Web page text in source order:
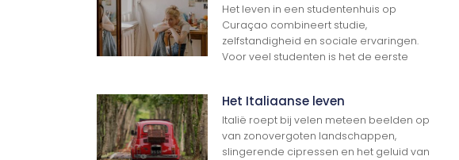
Het leven in een studentenhuis op
Curaçao combineert studie,
zelfstandigheid en sociale ervaringen.
Voor veel studenten is het de eerste
Het Italiaanse leven
Italië roept bij velen meteen beelden op
van zonovergoten landschappen,
slingerende cipressen en het geluid van